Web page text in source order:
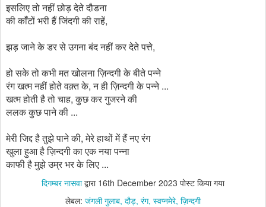
इसलिए तो नहीं छोड़ देते दौडना
की काँटों भरी हैं जिंदगी की राहें,
झड़ जाने के डर से उगना बंद नहीं कर देते पत्ते,
हो सके तो कभी मत खोलना ज़िन्दगी के बीते पन्ने
रंग खत्म नहीं होते वक़्त के, न ही ज़िन्दगी के पन्ने ...
खत्म होती है तो चाह, कुछ कर गुजरने की
ललक कुछ पाने की ...
मेरी जिद्द है तुझे पाने की, मेरे हाथों में हैं नए रंग
खुला हुआ है ज़िन्दगी का एक नया पन्ना
काफी है मुझे उम्र भर के लिए ...
दिगम्बर नासवाद्वारा 16th December 2023 पोस्ट किया गया
लेबल: जंगली गुलाब दौड़ रंग स्वप्नमेरे ज़िन्दगी